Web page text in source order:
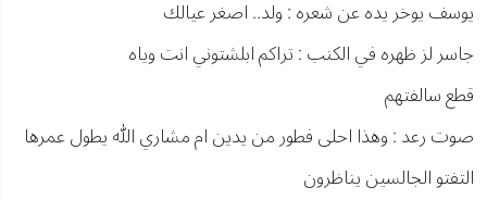
يوسف يوخر يده عن شعره : ولد.. اصغر عيالك
جاسر لز ظهره في الكنب : تراكم ابلشتوني انت وياه
قطع سالفتهم
صوت رعد : وهذا احلى فطور من يدين ام مشاري الله يطول عمرها
التفتو الجالسين يناظرون